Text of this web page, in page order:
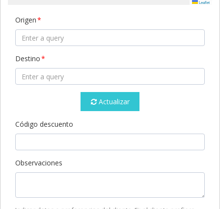
Leaflet
Origen
Destino
Actualizar
Código descuento
Observaciones